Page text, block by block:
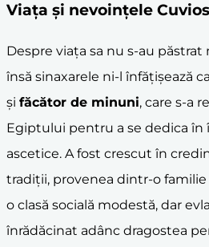
Viața și nevoințele
Despre viața sa nu s-au
însă sinaxarele ni-l înfățișează
și făcător de minuni, care s-a
Egiptului pentru a se dedica
ascetice. A fost crescut în
tradiții, provenea dintr-o
o clasă socială modestă, dar
înrădăcinat adânc dragostea